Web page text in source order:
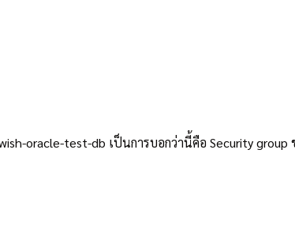
oracle-test-db เป็นการบอกว่านี้คือ Security group